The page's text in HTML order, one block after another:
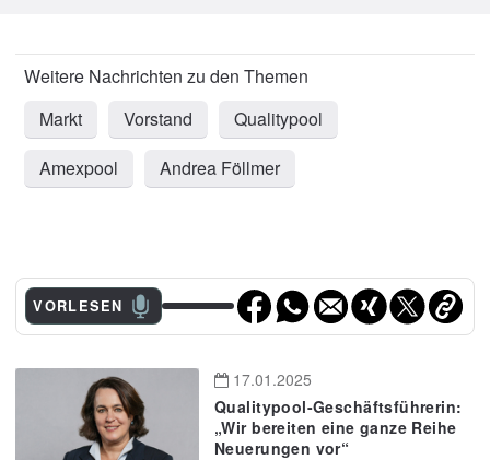
Markt Vorstand
Qualitypool
Amexpool
Andrea Föllmer
VORLESEN
17.01.2025
Qualitypool-Geschäftsführerin:
„Wir bereiten eine ganze Reihe
Neuerungen vor“